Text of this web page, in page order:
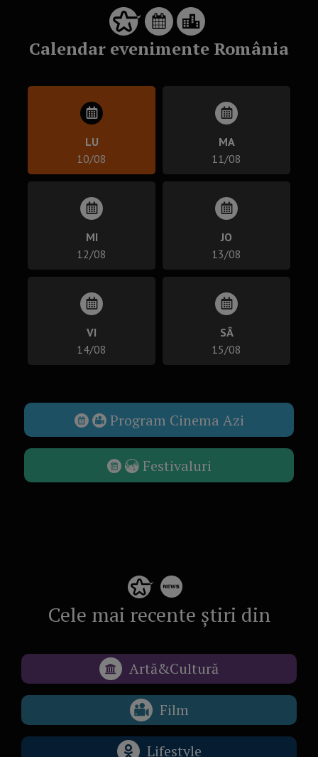
Calendar evenimente România
LU
10/08
MA
11/08
MI
12/08
JO
13/08
VI
14/08
SÂ
15/08
Program Cinema Azi
Festivaluri
Cele mai recente știri din
Artă&Cultură
Film
Lifestyle